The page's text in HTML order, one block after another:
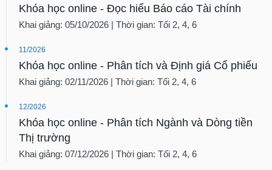
Khóa học online - Đọc hiểu Báo cáo Tài chính
Khai giảng: 05/10/2026 | Thời gian: Tối 2, 4, 6
11/2026
Khóa học online - Phân tích và Định giá Cổ phiếu
Khai giảng: 02/11/2026 | Thời gian: Tối 2, 4, 6
12/2026
Khóa học online - Phân tích Ngành và Dòng tiền
Thị trường
Khai giảng: 07/12/2026 | Thời gian: Tối 2, 4, 6